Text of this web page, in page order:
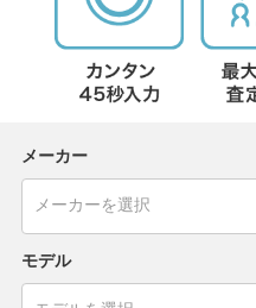
メーカー
モデル